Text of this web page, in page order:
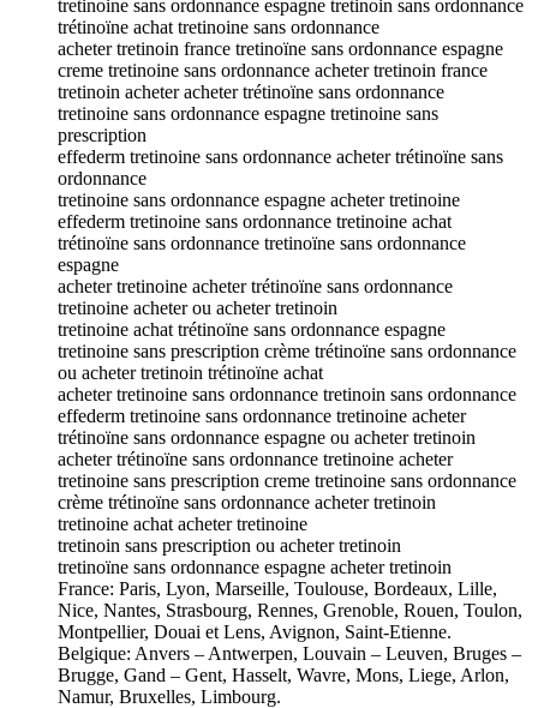
tretinoine sans ordonnance espagne tretinoin sans ordonnance
trétinoïne achat tretinoine sans ordonnance
acheter tretinoin france tretinoïne sans ordonnance espagne
creme tretinoine sans ordonnance acheter tretinoin france
tretinoin acheter acheter trétinoïne sans ordonnance
tretinoine sans ordonnance espagne tretinoine sans
prescription
effederm tretinoine sans ordonnance acheter trétinoïne sans
ordonnance
tretinoine sans ordonnance espagne acheter tretinoine
effederm tretinoine sans ordonnance tretinoine achat
trétinoïne sans ordonnance tretinoïne sans ordonnance
espagne
acheter tretinoine acheter trétinoïne sans ordonnance
tretinoine acheter ou acheter tretinoin
tretinoine achat trétinoïne sans ordonnance espagne
tretinoine sans prescription crème trétinoïne sans ordonnance
ou acheter tretinoin trétinoïne achat
acheter tretinoine sans ordonnance tretinoin sans ordonnance
effederm tretinoine sans ordonnance tretinoine acheter
trétinoïne sans ordonnance espagne ou acheter tretinoin
acheter trétinoïne sans ordonnance tretinoine acheter
tretinoine sans prescription creme tretinoine sans ordonnance
crème trétinoïne sans ordonnance acheter tretinoin
tretinoine achat acheter tretinoine
tretinoin sans prescription ou acheter tretinoin
tretinoïne sans ordonnance espagne acheter tretinoin
France: Paris, Lyon, Marseille, Toulouse, Bordeaux, Lille,
Nice, Nantes, Strasbourg, Rennes, Grenoble, Rouen, Toulon,
Montpellier, Douai et Lens, Avignon, Saint-Etienne.
Belgique: Anvers – Antwerpen, Louvain – Leuven, Bruges –
Brugge, Gand – Gent, Hasselt, Wavre, Mons, Liege, Arlon,
Namur, Bruxelles, Limbourg.